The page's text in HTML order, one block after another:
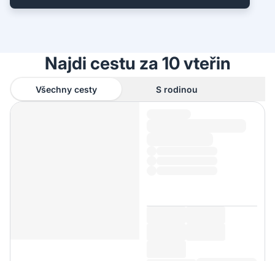
Najdi cestu za 10 vteřin
Všechny cesty S rodinou